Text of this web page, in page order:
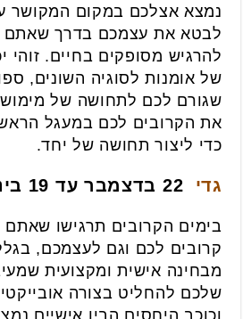
נמצא אצלכם במקום המקושר
לבטא את עצמכם בדרך שאתם
להרגיש מסופקים בחיים. זוהי
של אומנות לסוגיה השונים,
שגורם לכם לתחושה של
את הקרובים לכם במעגל
כדי ליצור תחושה של יחד.
גדי
בימים הקרובים תרגישו שאתם
קרובים לכם וגם לעצמכם, בגלל
מבחינה אישית ומקצועית
שלכם להחליט בצורה